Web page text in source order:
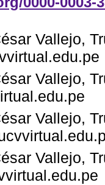
Vallejo,
Vallejo,
Vallejo,
Vallejo,